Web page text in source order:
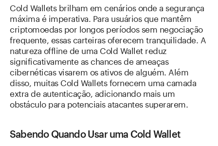
Cold Wallets brilham em cenários onde a segurança
máxima é imperativa. Para usuários que mantêm
criptomoedas por longos períodos sem negociação
frequente, essas carteiras oferecem tranquilidade. A
natureza offline de uma Cold Wallet reduz
significativamente as chances de ameaças
cibernéticas visarem os ativos de alguém. Além
disso, muitas Cold Wallets fornecem uma camada
extra de autenticação, adicionando mais um
obstáculo para potenciais atacantes superarem.
Sabendo Quando Usar uma Cold Wallet